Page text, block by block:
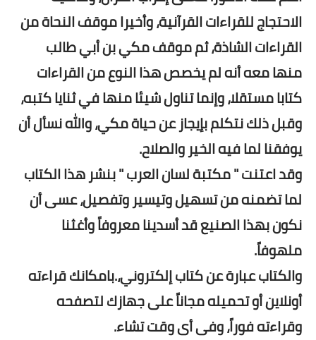
الاحتجاج للقراءات القرآنية، وأخيرا موقف النحاة من
القراءات الشاذة، ثم موقف مكي بن أبي طالب
منها معه أنه لم يخصص هذا النوع من القراءات
كتابا مستقلا، وإنما تناول شيئا منها في ثنايا كتبه،
وقبل ذلك نتكلم بإيجاز عن حياة مكي، والله نسأل أن
يوفقنا لما فيه الخير والصلاح.
وقد اعتنت " مكتبة لسان العرب " بنشر هذا الكتاب
لما تضمنه من تسهيل وتيسير وتفصيل، عسى أن
نكون بهذا الصنيع قد أسدينا معروفاً وأغثنا
ملهوفاً.
والكتاب عبارة عن كتاب إلكتروني،.بامكانك قراءته
أونلاين أو تحميله مجاناً على جهازك لتصفحه
وقراءته فوراً، وفى أى وقت تشاء.